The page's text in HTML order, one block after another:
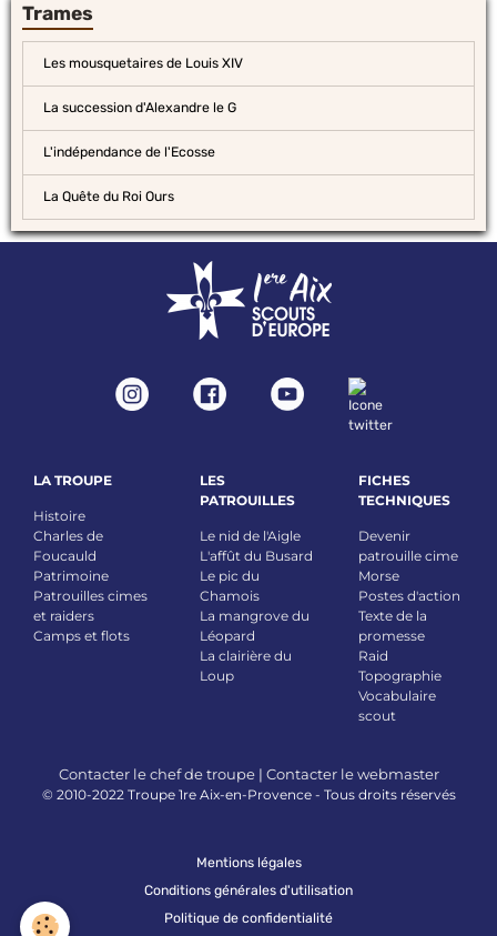
Trames
Les mousquetaires de Louis XIV
La succession d'Alexandre le G
L'indépendance de l'Ecosse
La Quête du Roi Ours
LA TROUPE
Histoire
Charles de
Foucauld
Patrimoine
Patrouilles cimes
et raiders
Camps et flots
LES
PATROUILLES
Le nid de l'Aigle
L'affût du Busard
Le pic du
Chamois
La mangrove du
Léopard
La clairière du
Loup
FICHES
TECHNIQUES
Devenir
patrouille cime
Morse
Postes d'action
Texte de la
promesse
Raid
Topographie
Vocabulaire
scout
Contacter le chef de troupe| Contacter le webmaster
© 2010-2022 Troupe 1re Aix-en-Provence - Tous droits réservés
Mentions légales
Conditions générales d'utilisation
Politique de confidentialité